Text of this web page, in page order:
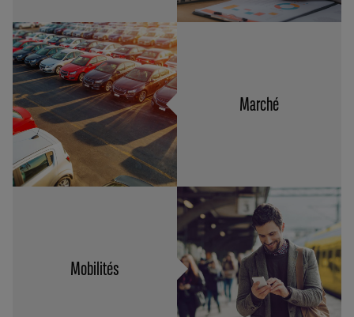
Marché
Mobilités